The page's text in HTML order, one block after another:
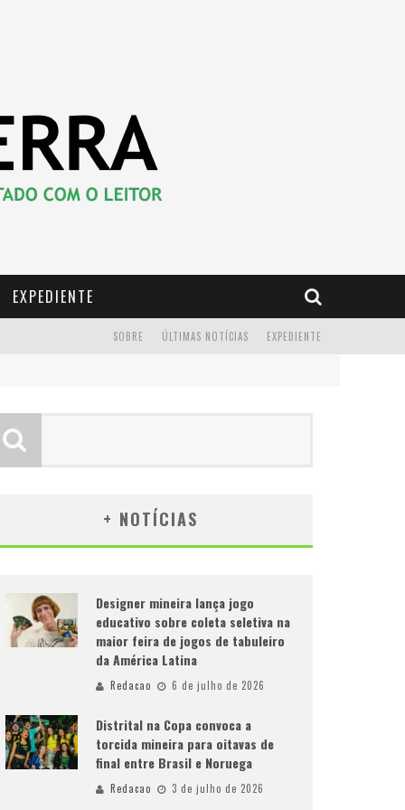
EXPEDIENTE
EXPEDIENTE
ÚLTIMAS NOTÍCIAS
SOBRE
+ NOTÍCIAS
Designer mineira lança jogo
educativo sobre coleta seletiva na
maior feira de jogos de tabuleiro
da América Latina
Redacao 6 de julho de 2026
Distrital na Copa convoca a
torcida mineira para oitavas de
final entre Brasil e Noruega
Redacao 3 de julho de 2026